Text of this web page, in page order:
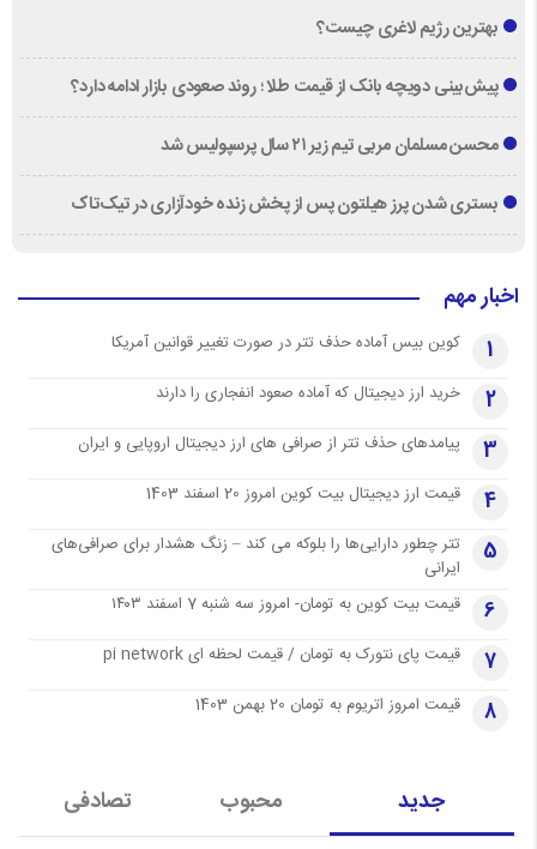
بهترین رژیم لاغری چیست؟
پیش‌بینی دویچه‌ بانک از قیمت طلا ؛ روند صعودی بازار ادامه دارد؟
محسن مسلمان مربی تیم زیر ۲۱ سال پرسپولیس شد
بستری شدن پرز هیلتون پس از پخش زنده خودآزاری در تیک‌تاک
اخبار مهم
1 کوین بیس آماده حذف تتر در صورت تغییر قوانین آمریکا
2 خرید ارز دیجیتال که آماده صعود انفجاری را دارند
3 پیامدهای حذف تتر از صرافی های ارز دیجیتال اروپایی و ایران
4 قیمت ارز دیجیتال بیت کوین امروز 20 اسفند 1403
5
تتر چطور دارایی‌ها را بلوکه می کند – زنگ هشدار برای صرافی‌های
ایرانی
6 قیمت بیت کوین به تومان- امروز سه شنبه 7 اسفند ۱۴۰۳
7 قیمت پای نتورک به تومان / قیمت لحظه ای pi network
8 قیمت امروز اتریوم به تومان 20 بهمن 1403
جدید محبوب تصادفی